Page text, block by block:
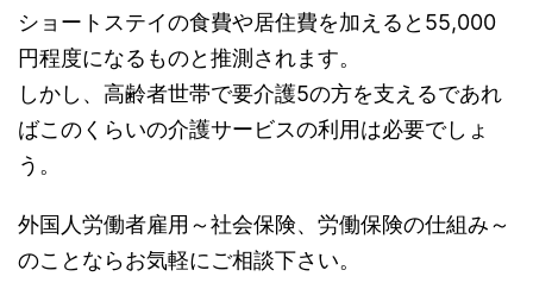
ショートステイの食費や居住費を加えると55,000
円程度になるものと推測されます。
しかし、高齢者世帯で要介護5の方を支えるであれ
ばこのくらいの介護サービスの利用は必要でしょ
う。
外国人労働者雇用～社会保険、労働保険の仕組み～
のことならお気軽にご相談下さい。